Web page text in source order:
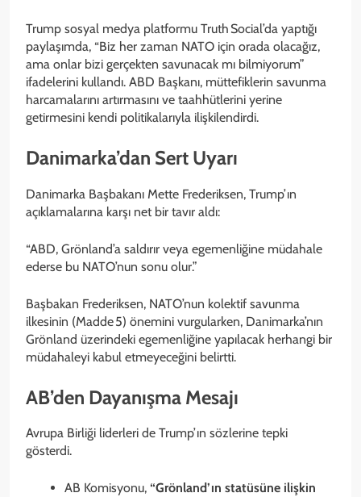
Trump sosyal medya platformu Truth Social’da yaptığı
paylaşımda, “Biz her zaman NATO için orada olacağız,
ama onlar bizi gerçekten savunacak mı bilmiyorum”
ifadelerini kullandı. ABD Başkanı, müttefiklerin savunma
harcamalarını artırmasını ve taahhütlerini yerine
getirmesini kendi politikalarıyla ilişkilendirdi.
Danimarka’dan Sert Uyarı
Danimarka Başbakanı Mette Frederiksen, Trump’ın
açıklamalarına karşı net bir tavır aldı:
“ABD, Grönland’a saldırır veya egemenliğine müdahale
ederse bu NATO’nun sonu olur.”
Başbakan Frederiksen, NATO’nun kolektif savunma
ilkesinin (Madde 5) önemini vurgularken, Danimarka’nın
Grönland üzerindeki egemenliğine yapılacak herhangi bir
müdahaleyi kabul etmeyeceğini belirtti.
AB’den Dayanışma Mesajı
Avrupa Birliği liderleri de Trump’ın sözlerine tepki
gösterdi.
AB Komisyonu, “Grönland’ın statüsüne ilişkin